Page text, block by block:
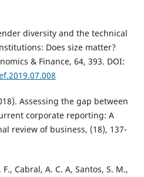
diversity and the technical
Does size matter?
& Finance, 64, 393. DOI:
Assessing the gap between
corporate reporting: A
review of business, (18), 137-
Cabral, A. C. A, Santos, S. M.,